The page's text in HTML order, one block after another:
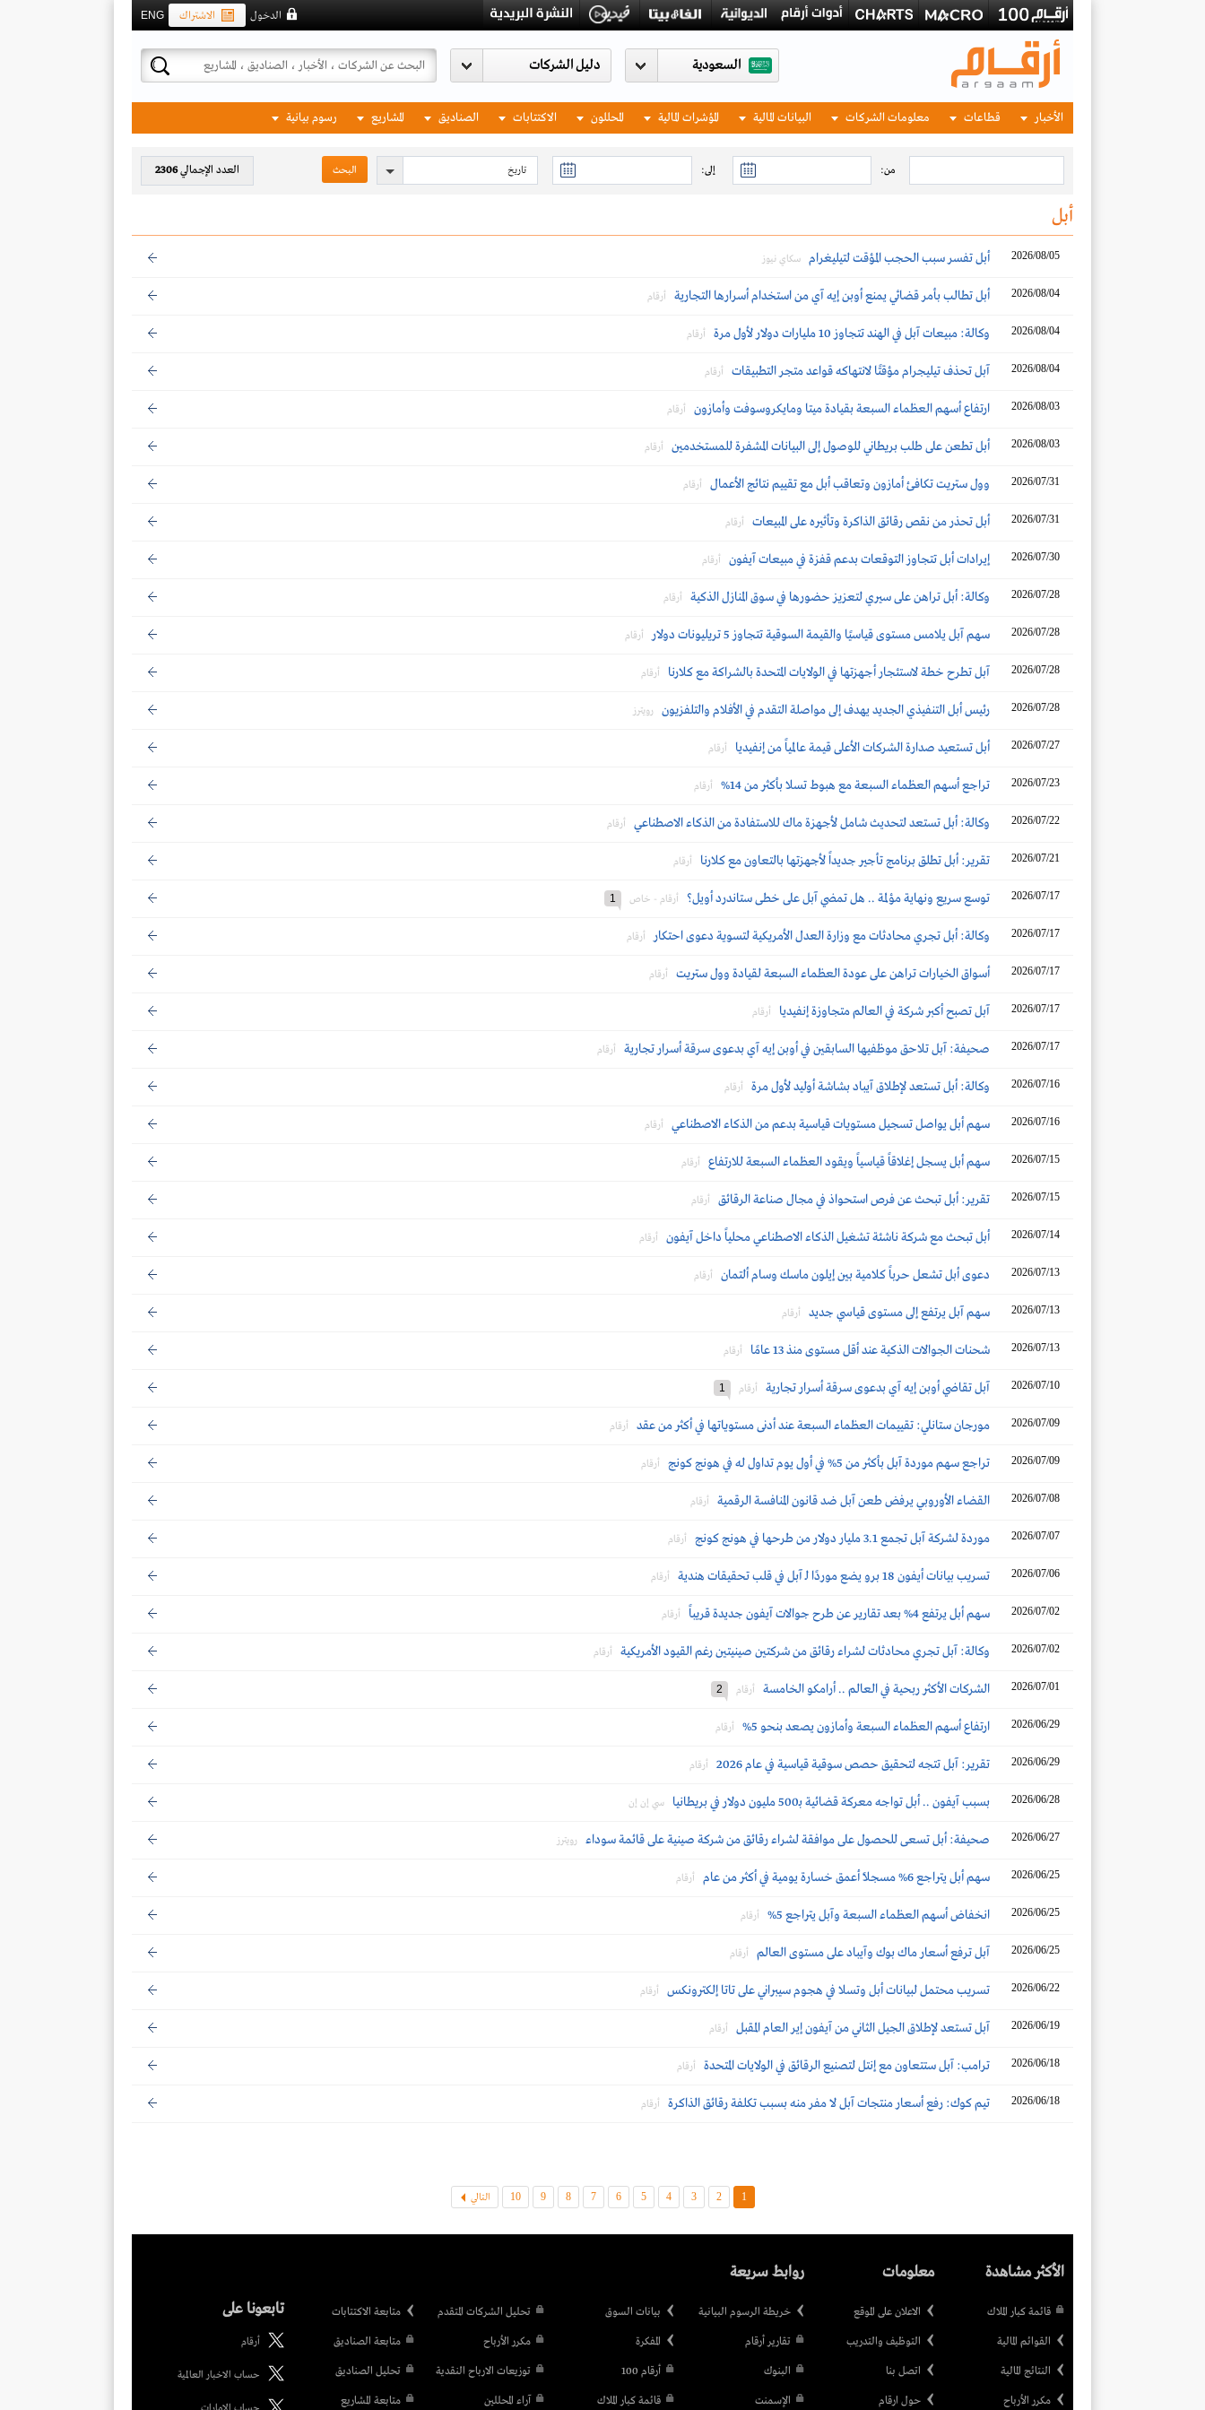
ENG الاشتراك الدخول
السعودية
الأخبار قطاعات معلومات الشركات البيانات المالية المؤشرات المالية المحللون الاكتتابات الصناديق المشاريع رسوم بيانية
من: إلى: العدد الإجمالي2306
أبل
2026/08/05 أبل تفسر سبب الحجب المؤقت لتيليغرام سكاي نيوز
2026/08/04 أبل تطالب بأمر قضائي يمنع أوبن إيه آي من استخدام أسرارها التجارية أرقام
2026/08/04 وكالة: مبيعات آبل في الهند تتجاوز 10 مليارات دولار لأول مرة أرقام
2026/08/04 آبل تحذف تيليجرام مؤقتًا لانتهاكه قواعد متجر التطبيقات أرقام
2026/08/03 ارتفاع أسهم العظماء السبعة بقيادة ميتا ومايكروسوفت وأمازون أرقام
2026/08/03 أبل تطعن على طلب بريطاني للوصول إلى البيانات المشفرة للمستخدمين أرقام
2026/07/31 وول ستريت تكافئ أمازون وتعاقب أبل مع تقييم نتائج الأعمال أرقام
2026/07/31 أبل تحذر من نقص رقائق الذاكرة وتأثيره على المبيعات أرقام
2026/07/30 إيرادات أبل تتجاوز التوقعات بدعم قفزة في مبيعات آيفون أرقام
2026/07/28 وكالة: أبل تراهن على سيري لتعزيز حضورها في سوق المنازل الذكية أرقام
2026/07/28 سهم آبل يلامس مستوى قياسيًا والقيمة السوقية تتجاوز 5 تريليونات دولار أرقام
2026/07/28 آبل تطرح خطة لاستئجار أجهزتها في الولايات المتحدة بالشراكة مع كلارنا أرقام
2026/07/28 رئيس أبل التنفيذي الجديد يهدف إلى مواصلة التقدم في الأفلام والتلفزيون رويترز
2026/07/27 أبل تستعيد صدارة الشركات الأعلى قيمة عالمياً من إنفيديا أرقام
2026/07/23 تراجع أسهم العظماء السبعة مع هبوط تسلا بأكثر من 14% أرقام
2026/07/22 وكالة: أبل تستعد لتحديث شامل لأجهزة ماك للاستفادة من الذكاء الاصطناعي أرقام
2026/07/21 تقرير: أبل تطلق برنامج تأجير جديداً لأجهزتها بالتعاون مع كلارنا أرقام
2026/07/17 توسع سريع ونهاية مؤلمة .. هل تمضي آبل على خطى ستاندرد أويل؟ أرقام - خاص 1
2026/07/17 وكالة: أبل تجري محادثات مع وزارة العدل الأمريكية لتسوية دعوى احتكار أرقام
2026/07/17 أسواق الخيارات تراهن على عودة العظماء السبعة لقيادة وول ستريت أرقام
2026/07/17 آبل تصبح أكبر شركة في العالم متجاوزة إنفيديا أرقام
2026/07/17 صحيفة: آبل تلاحق موظفيها السابقين في أوبن إيه آي بدعوى سرقة أسرار تجارية أرقام
2026/07/16 وكالة: أبل تستعد لإطلاق آيباد بشاشة أوليد لأول مرة أرقام
2026/07/16 سهم أبل يواصل تسجيل مستويات قياسية بدعم من الذكاء الاصطناعي أرقام
2026/07/15 سهم أبل يسجل إغلاقاً قياسياً ويقود العظماء السبعة للارتفاع أرقام
2026/07/15 تقرير: أبل تبحث عن فرص استحواذ في مجال صناعة الرقائق أرقام
2026/07/14 أبل تبحث مع شركة ناشئة تشغيل الذكاء الاصطناعي محلياً داخل آيفون أرقام
2026/07/13 دعوى أبل تشعل حرباً كلامية بين إيلون ماسك وسام ألتمان أرقام
2026/07/13 سهم آبل يرتفع إلى مستوى قياسي جديد أرقام
2026/07/13 شحنات الجوالات الذكية عند أقل مستوى منذ 13 عامًا أرقام
2026/07/10 آبل تقاضي أوبن إيه آي بدعوى سرقة أسرار تجارية أرقام 1
2026/07/09 مورجان ستانلي: تقييمات العظماء السبعة عند أدنى مستوياتها في أكثر من عقد أرقام
2026/07/09 تراجع سهم موردة آبل بأكثر من 5% في أول يوم تداول له في هونج كونج أرقام
2026/07/08 القضاء الأوروبي يرفض طعن آبل ضد قانون المنافسة الرقمية أرقام
2026/07/07 موردة لشركة آبل تجمع 3.1 مليار دولار من طرحها في هونج كونج أرقام
2026/07/06 تسريب بيانات أيفون 18 برو يضع موردًا لـ آبل في قلب تحقيقات هندية أرقام
2026/07/02 سهم أبل يرتفع 4% بعد تقارير عن طرح جوالات آيفون جديدة قريباً أرقام
2026/07/02 وكالة: آبل تجري محادثات لشراء رقائق من شركتين صينيتين رغم القيود الأمريكية أرقام
2026/07/01 الشركات الأكثر ربحية في العالم .. أرامكو الخامسة أرقام 2
2026/06/29 ارتفاع أسهم العظماء السبعة وأمازون يصعد بنحو 5% أرقام
2026/06/29 تقرير: آبل تتجه لتحقيق حصص سوقية قياسية في عام 2026 أرقام
2026/06/28 بسبب آيفون .. أبل تواجه معركة قضائية بـ500 مليون دولار في بريطانيا سي إن إن
2026/06/27 صحيفة: أبل تسعى للحصول على موافقة لشراء رقائق من شركة صينية على قائمة سوداء رويترز
2026/06/25 سهم أبل يتراجع 6% مسجلاً أعمق خسارة يومية في أكثر من عام أرقام
2026/06/25 انخفاض أسهم العظماء السبعة وآبل يتراجع 5% أرقام
2026/06/25 آبل ترفع أسعار ماك بوك وآيباد على مستوى العالم أرقام
2026/06/22 تسريب محتمل لبيانات أبل وتسلا في هجوم سيبراني على تاتا إلكترونكس أرقام
2026/06/19 آبل تستعد لإطلاق الجيل الثاني من آيفون إير العام المقبل أرقام
2026/06/18 ترامب: آبل ستتعاون مع إنتل لتصنيع الرقائق في الولايات المتحدة أرقام
2026/06/18 تيم كوك: رفع أسعار منتجات آبل لا مفر منه بسبب تكلفة رقائق الذاكرة أرقام
1
2
3
4
5
6
7
8
9
10 التالي
الأكثر مشاهدة
قائمة كبار الملاك
القوائم المالية
النتائج المالية
مكرر الأرباح
معلومات
الاعلان على الموقع
التوظيف والتدريب
اتصل بنا
حول ارقام
روابط سريعة
خريطة الرسوم البيانية
تقارير أرقام
البنوك
الإسمنت
بيانات السوق
المفكرة
أرقام 100
قائمة كبار الملاك
تحليل الشركات المتقدم
مكرر الأرباح
توزيعات الارباح النقدية
آراء المحللين
متابعة الاكتتابات
متابعة الصناديق
تحليل الصناديق
متابعة المشاريع
تابعونا على
أرقام
حساب الاخبار العالمية